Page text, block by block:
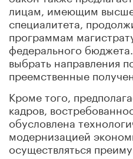
лицам, имеющим
специалитета,
программам
федерального
выбрать направления
преемственные
Кроме того,
кадров,
обусловлена
модернизацией
осуществляться